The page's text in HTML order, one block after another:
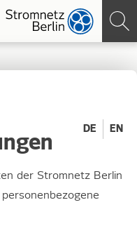
ist wichtig
Genauso
DE EN
der Stromnetz Berlin